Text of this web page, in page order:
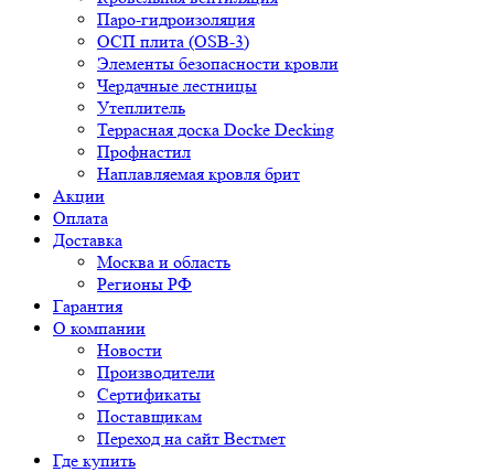
Паро-гидроизоляция
ОСП плита (OSB-3)
Элементы безопасности кровли
Чердачные лестницы
Утеплитель
Террасная доска Docke Decking
Профнастил
Наплавляемая кровля брит
Акции
Оплата
Доставка
Москва и область
Регионы РФ
Гарантия
О компании
Новости
Производители
Сертификаты
Поставщикам
Переход на сайт Вестмет
Где купить